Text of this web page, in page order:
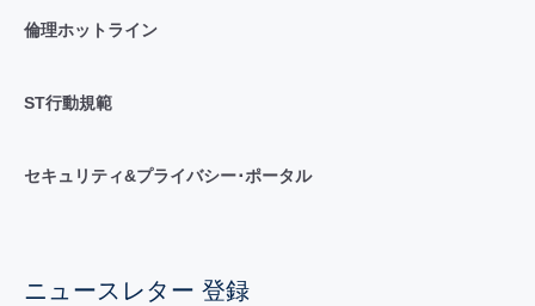
倫理ホットライン
ST行動規範
セキュリティ&プライバシー･ポータル
ニュースレター 登録